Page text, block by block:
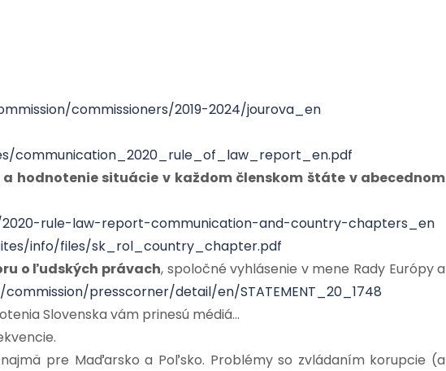
commissioners/2019-2024/jourova_en
communication_2020_rule_of_law_report_en.pdf
hodnotenie situácie v každom členskom štáte v abecednom
rule-law-report-communication-and-country-chapters_en
info/files/sk_rol_country_chapter.pdf
o ľudských právach, spoločné vyhlásenie v mene Rady Európy a
presscorner/detail/en/STATEMENT_20_1748
Slovenska vám prinesú médiá…
pre Maďarsko a Poľsko. Problémy so zvládaním korupcie (a